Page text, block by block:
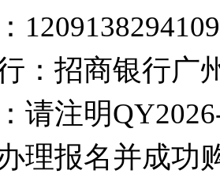
：招商银行广
请注明
理报名并成功